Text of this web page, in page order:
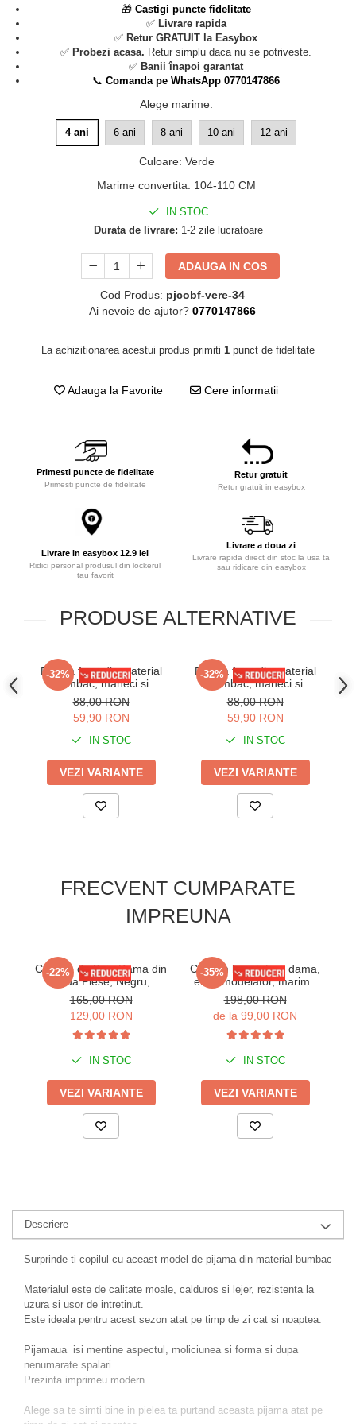
🎁 Castigi puncte fidelitate
✅ Livrare rapida
✅ Retur GRATUIT la Easybox
✅ Probezi acasa. Retur simplu daca nu se potriveste.
✅ Banii înapoi garantat
📞 Comanda pe WhatsApp 0770147866
Alege marime:
4 ani 6 ani 8 ani 10 ani 12 ani
Culoare: Verde
Marime convertita: 104-110 CM
IN STOC
Durata de livrare: 1-2 zile lucratoare
ADAUGA IN COS
Cod Produs: pjcobf-vere-34
Ai nevoie de ajutor? 0770147866
La achizitionarea acestui produs primiti 1 punct de fidelitate
Adauga la Favorite Cere informatii
Primesti puncte de fidelitate
Primesti puncte de fidelitate
Retur gratuit
Retur gratuit in easybox
Livrare in easybox 12.9 lei
Ridici personal produsul din lockerul
tau favorit
Livrare a doua zi
Livrare rapida direct din stoc la usa ta
sau ridicare din easybox
PRODUSE ALTERNATIVE
-32%
Pijama fete, din material
bumbac, maneci si
pantaloni lungi, imprimeu
Cool, roz 4006
88,00 RON
59,90 RON
IN STOC
VEZI VARIANTE
-32%
Pijama fete, din material
bumbac, maneci si
pantaloni lungi, imprimeu
pisicuta roz 4004
88,00 RON
59,90 RON
IN STOC
VEZI VARIANTE
FRECVENT CUMPARATE
IMPREUNA
-22%
Costum de Baie Dama din
Doua Piese, Negru,
marime mare lm066
165,00 RON
129,00 RON
IN STOC
VEZI VARIANTE
-35%
Costum baie intreg dama,
efect modelator, marime
mare, cupe voluminoase,
animal print, 0010
198,00 RON
de la 99,00 RON
IN STOC
VEZI VARIANTE
Descriere
Surprinde-ti copilul cu aceast model de pijama din material bumbac
Materialul este de calitate moale, calduros si lejer, rezistenta la
uzura si usor de intretinut.
Este ideala pentru acest sezon atat pe timp de zi cat si noaptea.
Pijamaua isi mentine aspectul, moliciunea si forma si dupa
nenumarate spalari.
Prezinta imprimeu modern.
Alege sa te simti bine in pielea ta purtand aceasta pijama atat pe